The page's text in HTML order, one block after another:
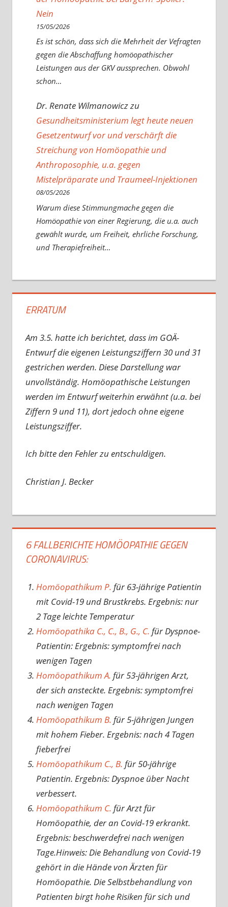
Nein
15/05/2026
Es ist schön, dass sich die Mehrheit der Vefragten
gegen die Abschaffung homöopathischer
Leistungen aus der GKV aussprechen. Obwohl
schon…
Dr. Renate Wilmanowiczzu
Gesundheitsministerium legt heute neuen
Gesetzentwurf vor und verschärft die
Streichung von Homöopathie und
Anthroposophie, u.a. gegen
Mistelpräparate und Traumeel-Injektionen
08/05/2026
Warum diese Stimmungmache gegen die
Homöopathie von einer Regierung, die u.a. auch
gewählt wurde, um Freiheit, ehrliche Forschung,
und Therapiefreiheit…
ERRATUM
Am 3.5. hatte ich berichtet, dass im GOÄ-
Entwurf die eigenen Leistungsziffern 30 und 31
gestrichen werden. Diese Darstellung war
unvollständig. Homöopathische Leistungen
werden im Entwurf weiterhin erwähnt (u.a. bei
Ziffern 9 und 11), dort jedoch ohne eigene
Leistungsziffer.
Ich bitte den Fehler zu entschuldigen.
Christian J. Becker
6 FALLBERICHTE HOMÖOPATHIE GEGEN
CORONAVIRUS:
Homöopathikum P. für 63-jährige Patientin
mit Covid-19 und Brustkrebs. Ergebnis: nur
2 Tage leichte Temperatur
Homöopathika C., C., B., G., C. für Dyspnoe-
Patientin: Ergebnis: symptomfrei nach
wenigen Tagen
Homöopathikum A. für 53-jährigen Arzt,
der sich ansteckte. Ergebnis: symptomfrei
nach wenigen Tagen
Homöopathikum B. für 5-jährigen Jungen
mit hohem Fieber. Ergebnis: nach 4 Tagen
fieberfrei
Homöopathikum C., B. für 50-jährige
Patientin. Ergebnis: Dyspnoe über Nacht
verbessert.
Homöopathikum C. für Arzt für
Homöopathie, der an Covid-19 erkrankt.
Ergebnis: beschwerdefrei nach wenigen
Tage.Hinweis: Die Behandlung von Covid-19
gehört in die Hände von Ärzten für
Homöopathie. Die Selbstbehandlung von
Patienten birgt hohe Risiken für sich und